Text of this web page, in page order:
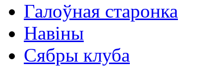
Галоўная старонка
Навіны
Сябры клуба